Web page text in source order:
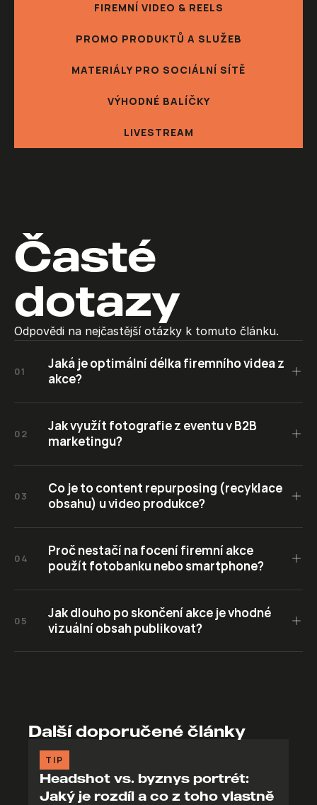
FIREMNÍ VIDEO & REELS
PROMO PRODUKTŮ A SLUŽEB
MATERIÁLY PRO SOCIÁLNÍ SÍTĚ
VÝHODNÉ BALÍČKY
LIVESTREAM
Časté
dotazy.
Odpovědi na nejčastější otázky k tomuto článku.
01
Jaká je optimální délka firemního videa z
akce?
02
Jak využít fotografie z eventu v B2B
marketingu?
03
Co je to content repurposing (recyklace
obsahu) u video produkce?
04
Proč nestačí na focení firemní akce
použít fotobanku nebo smartphone?
05
Jak dlouho po skončení akce je vhodné
vizuální obsah publikovat?
Další doporučené články
TIP
Headshot vs. byznys portrét:
Jaký je rozdíl a co z toho vlastně